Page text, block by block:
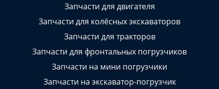
Запчасти для двигателя
Запчасти для колёсных экскаваторов
Запчасти для тракторов
Запчасти для фронтальных погрузчиков
Запчасти на мини погрузчики
Запчасти на экскаватор-погрузчик